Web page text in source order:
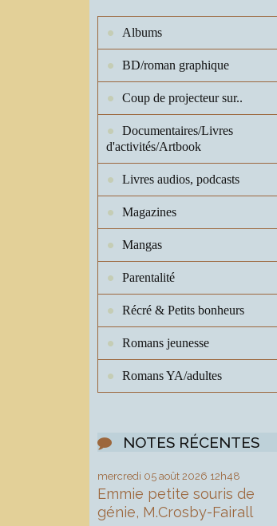
Albums
BD/roman graphique
Coup de projecteur sur..
Documentaires/Livres
d'activités/Artbook
Livres audios, podcasts
Magazines
Mangas
Parentalité
Récré & Petits bonheurs
Romans jeunesse
Romans YA/adultes
NOTES RÉCENTES
mercredi 05 août 2026 12h48
Emmie petite souris de
génie, M.Crosby-Fairall